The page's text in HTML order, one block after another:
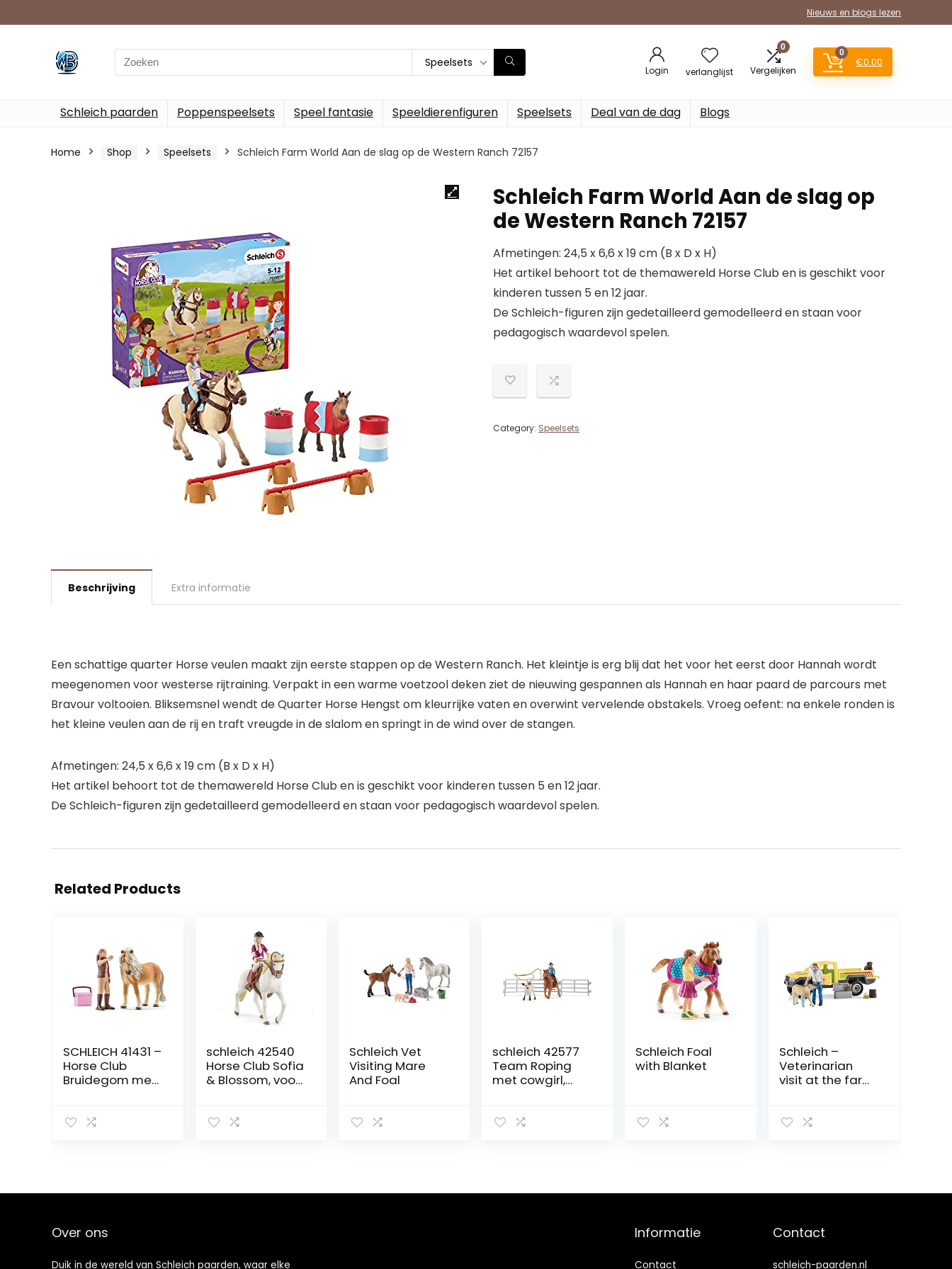
Nieuws en blogs lezen
Search
for:
Speelsets
Login verlanglijst
0
Vergelijken
0
€0.00
Schleich paarden Poppenspeelsets Speel fantasie Speeldierenfiguren Speelsets Deal van de dag Blogs
Home Shop Speelsets Schleich Farm World Aan de slag op de Western Ranch 72157
Schleich Farm World Aan de slag op
de Western Ranch 72157
Afmetingen: 24,5 x 6,6 x 19 cm (B x D x H)
Het artikel behoort tot de themawereld Horse Club en is geschikt voor
kinderen tussen 5 en 12 jaar.
De Schleich-figuren zijn gedetailleerd gemodelleerd en staan voor
pedagogisch waardevol spelen.
Category: Speelsets
Beschrijving Extra informatie
Een schattige quarter Horse veulen maakt zijn eerste stappen op de Western Ranch. Het kleintje is erg blij dat het voor het eerst door Hannah wordt
meegenomen voor westerse rijtraining. Verpakt in een warme voetzool deken ziet de nieuwing gespannen als Hannah en haar paard de parcours met
Bravour voltooien. Bliksemsnel wendt de Quarter Horse Hengst om kleurrijke vaten en overwint vervelende obstakels. Vroeg oefent: na enkele ronden is
het kleine veulen aan de rij en traft vreugde in de slalom en springt in de wind over de stangen.
Afmetingen: 24,5 x 6,6 x 19 cm (B x D x H)
Het artikel behoort tot de themawereld Horse Club en is geschikt voor kinderen tussen 5 en 12 jaar.
De Schleich-figuren zijn gedetailleerd gemodelleerd en staan voor pedagogisch waardevol spelen.
Related Products
SCHLEICH 41431 –
Horse Club
Bruidegom met
schleich 42540
Horse Club Sofia
& Blossom, voor
– Speelset
Schleich Vet
Visiting Mare
And Foal
schleich 42577
Team Roping
met cowgirl,
Farm World –
Schleich Foal
with Blanket
Schleich –
Veterinarian
visit at the farm
Over ons
Duik in de wereld van Schleich paarden, waar elke
Informatie
Contact
Contact
schleich-paarden.nl